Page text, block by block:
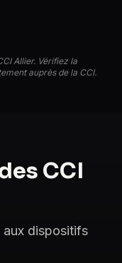
Allier. Vérifiez la
auprès de la CCI.
CCI
aux dispositifs